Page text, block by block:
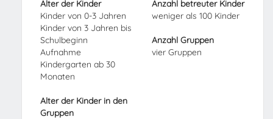
Alter der Kinder
Kinder von 0-3 Jahren
Kinder von 3 Jahren bis
Schulbeginn
Aufnahme
Kindergarten ab 30
Monaten
Alter der Kinder in den
Gruppen
Anzahl betreuter Kinder
weniger als 100 Kinder
Anzahl Gruppen
vier Gruppen